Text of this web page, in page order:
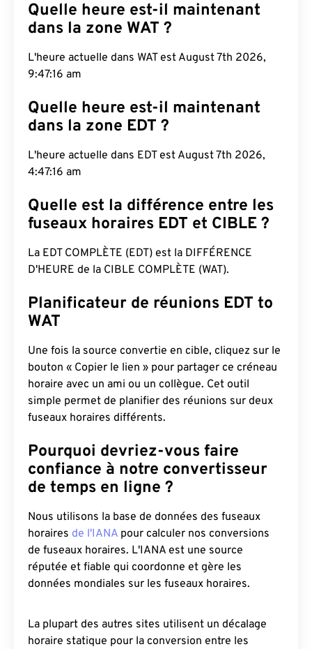
Quelle heure est-il maintenant
dans la zone WAT ?
L'heure actuelle dans WAT est August 7th 2026,
9:47:16 am
Quelle heure est-il maintenant
dans la zone EDT ?
L'heure actuelle dans EDT est August 7th 2026,
4:47:16 am
Quelle est la différence entre les
fuseaux horaires EDT et CIBLE ?
La EDT COMPLÈTE (EDT) est la DIFFÉRENCE
D'HEURE de la CIBLE COMPLÈTE (WAT).
Planificateur de réunions EDT to
WAT
Une fois la source convertie en cible, cliquez sur le
bouton « Copier le lien » pour partager ce créneau
horaire avec un ami ou un collègue. Cet outil
simple permet de planifier des réunions sur deux
fuseaux horaires différents.
Pourquoi devriez-vous faire
confiance à notre convertisseur
de temps en ligne ?
Nous utilisons la base de données des fuseaux
horaires de l'IANA pour calculer nos conversions
de fuseaux horaires. L'IANA est une source
réputée et fiable qui coordonne et gère les
données mondiales sur les fuseaux horaires.
La plupart des autres sites utilisent un décalage
horaire statique pour la conversion entre les